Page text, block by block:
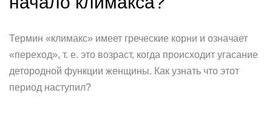
Термин «климакс» имеет греческие корни и означает
«переход», т. е. это возраст, когда происходит угасание
детородной функции женщины. Как узнать что этот
период наступил?